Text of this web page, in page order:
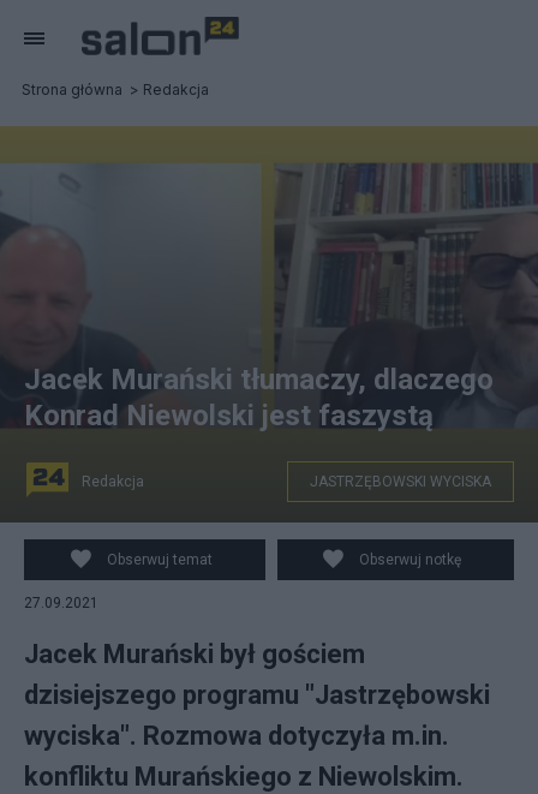
Strona główna Redakcja
Salon24
Jacek Murański tłumaczy, dlaczego
Konrad Niewolski jest faszystą
Redakcja JASTRZĘBOWSKI WYCISKA
Obserwuj temat Obserwuj notkę
27.09.2021
Jacek Murański był gościem
dzisiejszego programu "Jastrzębowski
wyciska". Rozmowa dotyczyła m.in.
konfliktu Murańskiego z Niewolskim.